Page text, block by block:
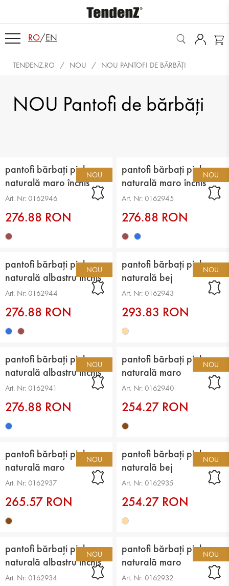
RO/EN
TENDENZ.RO NOU NOU PANTOFI DE BĂRBĂȚI
NOU Pantofi de bărbăți
NOU
pantofi bărbați piele
naturală maro închis
Art. Nr: 0162946
276.88 RON
NOU
pantofi bărbați piele
naturală maro închis
Art. Nr: 0162945
276.88 RON
NOU
pantofi bărbați piele
naturală albastru închis
Art. Nr: 0162944
276.88 RON
NOU
pantofi bărbați piele
naturală bej
Art. Nr: 0162943
293.83 RON
NOU
pantofi bărbați piele
naturală albastru închis
Art. Nr: 0162941
276.88 RON
NOU
pantofi bărbați piele
naturală maro
Art. Nr: 0162940
254.27 RON
NOU
pantofi bărbați piele
naturală maro
Art. Nr: 0162937
265.57 RON
NOU
pantofi bărbați piele
naturală bej
Art. Nr: 0162935
254.27 RON
NOU
pantofi bărbați piele
naturală albastru închis
Art. Nr: 0162934
NOU
pantofi bărbați piele
naturală maro
Art. Nr: 0162932